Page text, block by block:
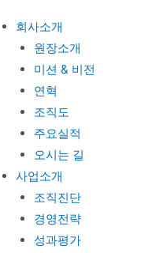
회사소개
원장소개
미션 & 비전
연혁
조직도
주요실적
오시는 길
사업소개
조직진단
경영전략
성과평가